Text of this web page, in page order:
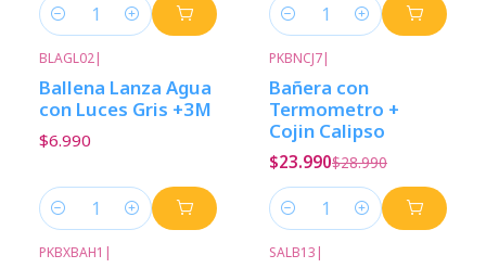
Cantidad Cantidad
BLAGL02|
Ballena Lanza Agua
con Luces Gris +3M
$6.990
Cantidad
PKBNCJ7|
Bañera con
Termometro +
Cojin Calipso
$23.990$28.990
Cantidad
PKBXBAH1 | SALB13 |